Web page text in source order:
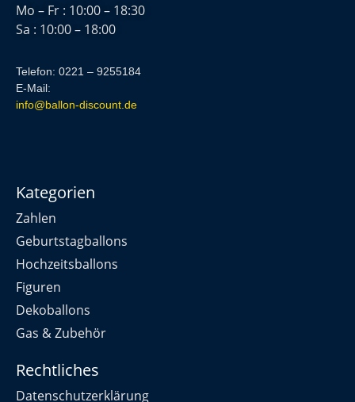
Mo – Fr : 10:00 – 18:30
Sa : 10:00 – 18:00
Telefon: 0221 – 9255184
E-Mail:
info@ballon-discount.de
Kategorien
Zahlen
Geburtstagballons
Hochzeitsballons
Figuren
Dekoballons
Gas & Zubehör
Rechtliches
Datenschutzerklärung